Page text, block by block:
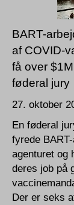
BART-
af COVID-
få over
føderal jury
27. oktober
En føderal
fyrede
agenturet og
deres job på
Der er seks